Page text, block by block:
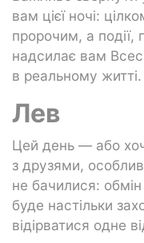
вам цієї ночі:
пророчим, а події,
надсилає вам
в реальному житті.
Лев
Цей день — або
з друзями,
не бачилися:
буде настільки
відірватися одне